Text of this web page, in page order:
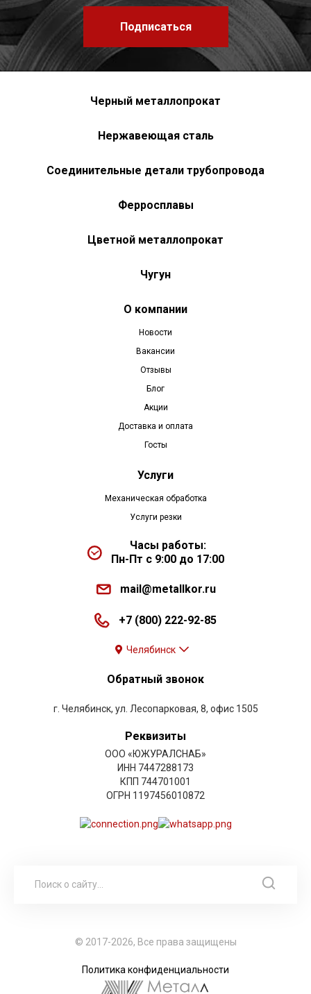
Подписаться
Черный металлопрокат
Нержавеющая сталь
Соединительные детали трубопровода
Ферросплавы
Цветной металлопрокат
Чугун
О компании
Новости
Вакансии
Отзывы
Блог
Акции
Доставка и оплата
Госты
Услуги
Механическая обработка
Услуги резки
Часы работы:
Пн-Пт с 9:00 до 17:00
mail@metallkor.ru
+7 (800) 222-92-85
Челябинск
Обратный звонок
г. Челябинск, ул. Лесопарковая, 8, офис 1505
Реквизиты
ООО «ЮЖУРАЛСНАБ»
ИНН 7447288173
КПП 744701001
ОГРН 1197456010872
© 2017-2026, Все права защищены
Политика конфиденциальности